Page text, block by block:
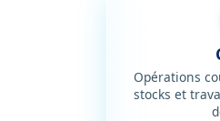
Comptabilité
Opérations
stocks et